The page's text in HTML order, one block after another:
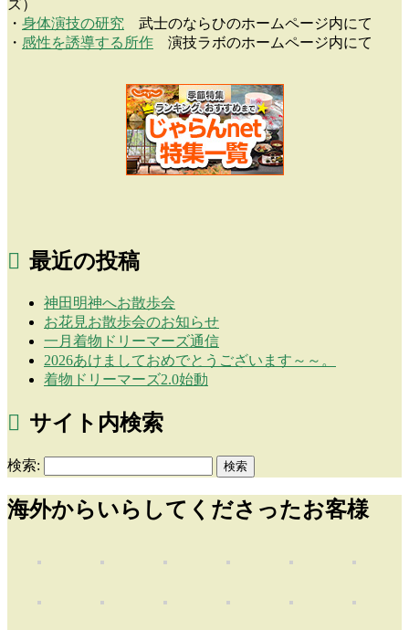
ズ）
・ 身体演技の研究 武士のならひのホームページ内にて
・ 感性を誘導する所作 演技ラボのホームページ内にて
最近の投稿
神田明神へお散歩会
お花見お散歩会のお知らせ
一月着物ドリーマーズ通信
2026あけましておめでとうございます～～。
着物ドリーマーズ2.0始動
サイト内検索
検索:
海外からいらしてくださったお客様